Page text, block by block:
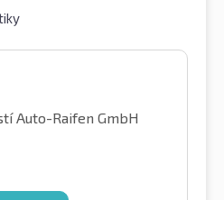
Auto-Raifen GmbH